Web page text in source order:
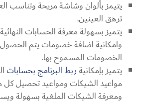
يتيمز بألوان وشاشة مريحة وتناسب
ترهق العينين.
يتميز بسهولة معرفة الحسابات
وامكانية اضافة خصومات يتم الحصول
الخصومات المسموح بها.
يتميز بإمكانيةربط البرنامج بحسابات
مواعيد الشيكات ومواعيد تحصيل كل
ومعرفة الشيكات الملغية بسهولة